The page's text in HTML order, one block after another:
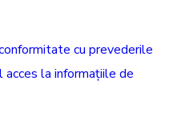
cu prevederile
la informațiile de